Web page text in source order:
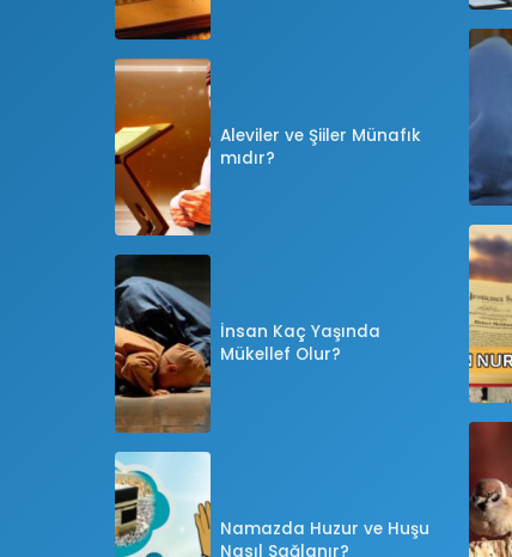
Aleviler ve Şiiler Münafık
mıdır?
İnsan Kaç Yaşında
Mükellef Olur?
Namazda Huzur ve Huşu
Nasıl Sağlanır?